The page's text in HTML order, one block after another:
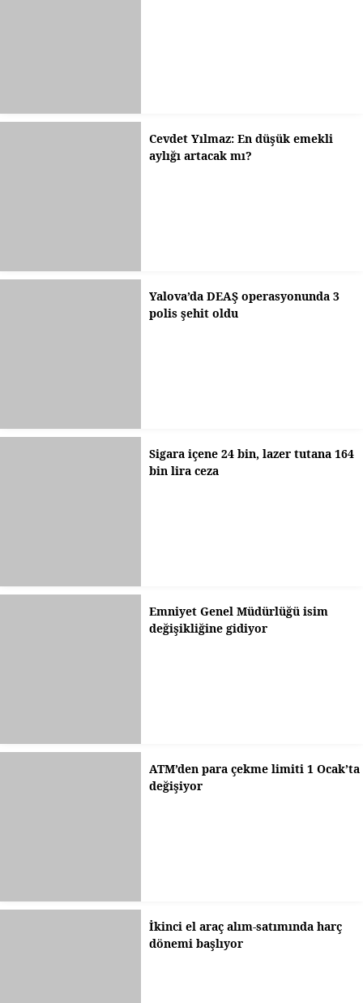
Cevdet Yılmaz: En düşük emekli
aylığı artacak mı?
Yalova’da DEAŞ operasyonunda 3
polis şehit oldu
Sigara içene 24 bin, lazer tutana 164
bin lira ceza
Emniyet Genel Müdürlüğü isim
değişikliğine gidiyor
ATM’den para çekme limiti 1 Ocak’ta
değişiyor
İkinci el araç alım-satımında harç
dönemi başlıyor